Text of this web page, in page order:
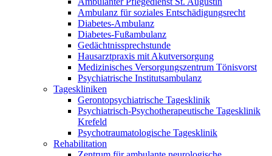
Ambulanz für soziales Entschädigungsrecht
Diabetes-Ambulanz
Diabetes-Fußambulanz
Gedächtnissprechstunde
Hausarztpraxis mit Akutversorgung
Medizinisches Versorgungszentrum Tönisvorst
Psychiatrische Institutsambulanz
Tageskliniken
Gerontopsychiatrische Tagesklinik
Psychiatrisch-Psychotherapeutische Tagesklinik
Krefeld
Psychotraumatologische Tagesklinik
Rehabilitation